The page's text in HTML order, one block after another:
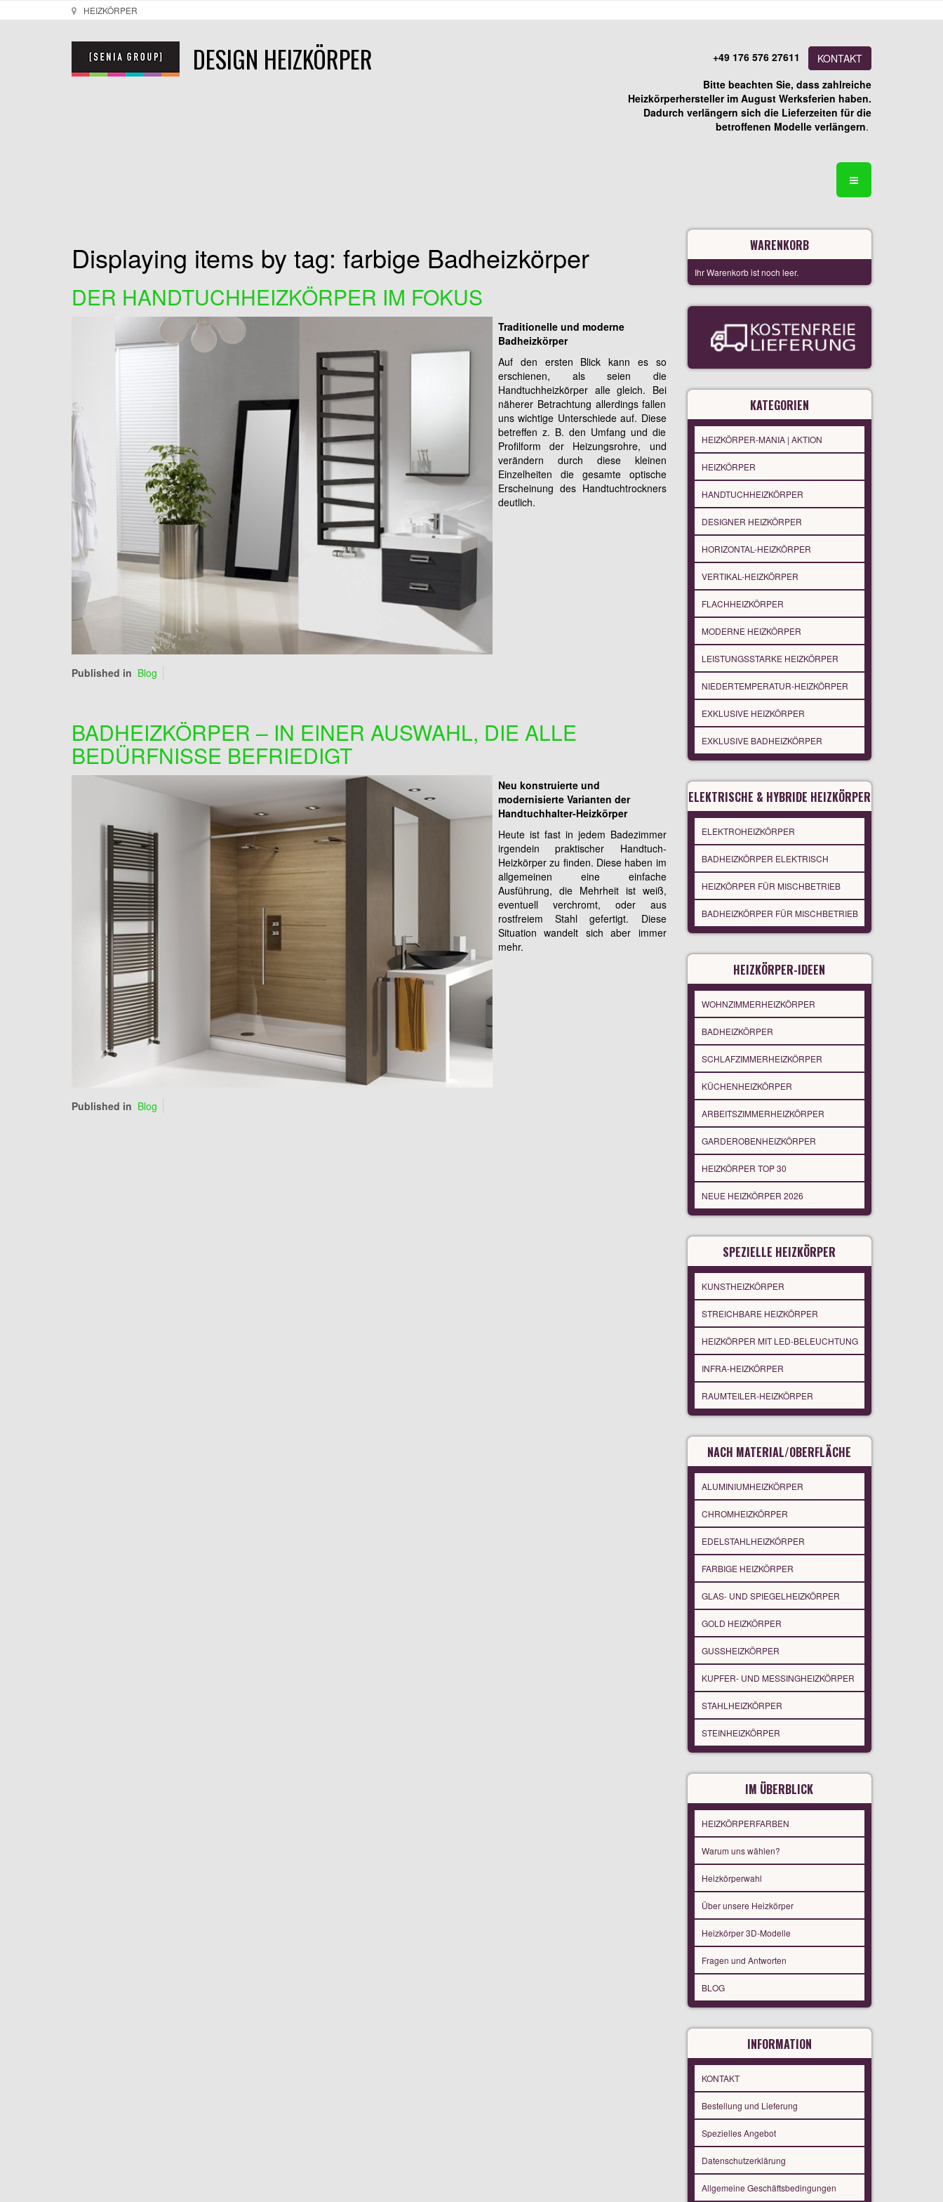
HEIZKÖRPER
DESIGN HEIZKÖRPER +49 176 576 27611
KONTAKT
Bitte beachten Sie, dass zahlreiche
Heizkörperhersteller im August Werksferien haben.
Dadurch verlängern sich die Lieferzeiten für die
betroffenen Modelle verlängern.
Displaying items by tag: farbige Badheizkörper
DER HANDTUCHHEIZKÖRPER IM FOKUS
Traditionelle und moderne
Badheizkörper
Auf den ersten Blick kann es so
erschienen, als seien die
Handtuchheizkörper alle gleich. Bei
näherer Betrachtung allerdings fallen
uns wichtige Unterschiede auf. Diese
betreffen z. B. den Umfang und die
Profilform der Heizungsrohre, und
verändern durch diese kleinen
Einzelheiten die gesamte optische
Erscheinung des Handtuchtrockners
deutlich.
Published in Blog
BADHEIZKÖRPER – IN EINER AUSWAHL, DIE ALLE
BEDÜRFNISSE BEFRIEDIGT
Neu konstruierte und
modernisierte Varianten der
Handtuchhalter-Heizkörper
Heute ist fast in jedem Badezimmer
irgendein praktischer Handtuch-
Heizkörper zu finden. Diese haben im
allgemeinen eine einfache
Ausführung, die Mehrheit ist weiß,
eventuell verchromt, oder aus
rostfreiem Stahl gefertigt. Diese
Situation wandelt sich aber immer
mehr.
Published in Blog
WARENKORB
Ihr Warenkorb ist noch leer.
KATEGORIEN
HEIZKÖRPER-MANIA | AKTION
HEIZKÖRPER
HANDTUCHHEIZKÖRPER
DESIGNER HEIZKÖRPER
HORIZONTAL-HEIZKÖRPER
VERTIKAL-HEIZKÖRPER
FLACHHEIZKÖRPER
MODERNE HEIZKÖRPER
LEISTUNGSSTARKE HEIZKÖRPER
NIEDERTEMPERATUR-HEIZKÖRPER
EXKLUSIVE HEIZKÖRPER
EXKLUSIVE BADHEIZKÖRPER
ELEKTRISCHE & HYBRIDE HEIZKÖRPER
ELEKTROHEIZKÖRPER
BADHEIZKÖRPER ELEKTRISCH
HEIZKÖRPER FÜR MISCHBETRIEB
BADHEIZKÖRPER FÜR MISCHBETRIEB
HEIZKÖRPER-IDEEN
WOHNZIMMERHEIZKÖRPER
BADHEIZKÖRPER
SCHLAFZIMMERHEIZKÖRPER
KÜCHENHEIZKÖRPER
ARBEITSZIMMERHEIZKÖRPER
GARDEROBENHEIZKÖRPER
HEIZKÖRPER TOP 30
NEUE HEIZKÖRPER 2026
SPEZIELLE HEIZKÖRPER
KUNSTHEIZKÖRPER
STREICHBARE HEIZKÖRPER
HEIZKÖRPER MIT LED-BELEUCHTUNG
INFRA-HEIZKÖRPER
RAUMTEILER-HEIZKÖRPER
NACH MATERIAL/OBERFLÄCHE
ALUMINIUMHEIZKÖRPER
CHROMHEIZKÖRPER
EDELSTAHLHEIZKÖRPER
FARBIGE HEIZKÖRPER
GLAS- UND SPIEGELHEIZKÖRPER
GOLD HEIZKÖRPER
GUSSHEIZKÖRPER
KUPFER- UND MESSINGHEIZKÖRPER
STAHLHEIZKÖRPER
STEINHEIZKÖRPER
IM ÜBERBLICK
HEIZKÖRPERFARBEN
Warum uns wählen?
Heizkörperwahl
Über unsere Heizkörper
Heizkörper 3D-Modelle
Fragen und Antworten
BLOG
INFORMATION
KONTAKT
Bestellung und Lieferung
Spezielles Angebot
Datenschutzerklärung
Allgemeine Geschäftsbedingungen